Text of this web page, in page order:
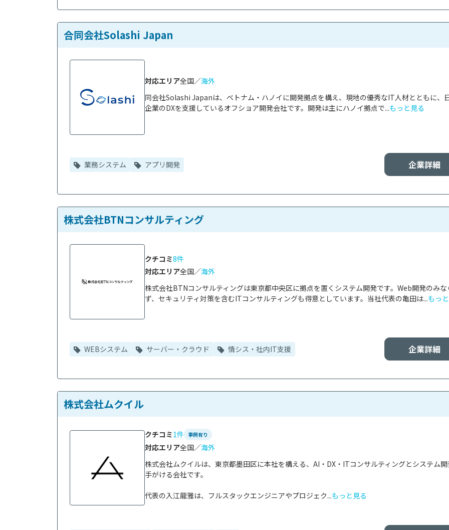
合同会社Solashi Japan
同会社Solashi Japanは、ベトナム・ハノイに開発拠点を構え、現地の優秀なIT人材とともに、
企業のDXを支援しているオフショア開発会社です。開発は主にハノイ拠点で...もっと見る
対応エリア全国／海外
企業詳細
業務システム アプリ開発
株式会社BTNコンサルティング
株式会社BTNコンサルティングは東京都中央区に拠点を置くシステム開発です。Web開発のみな
ず、セキュリティ対策を含むITコンサルティングも得意としています。当社代表の亀田は...もっ
クチコミ8件
対応エリア全国／海外
企業詳細
WEBシステム サーバー・クラウド 情シス・社内IT支援
株式会社ムクイル
株式会社ムクイルは、東京都墨田区に本社を構える、AI・DX・ITコンサルティングとシステム
手がける会社です。
代表の入江龍雅は、フルスタックエンジニアやプロジェク...もっと見る
クチコミ1件 事例有り
対応エリア全国／海外